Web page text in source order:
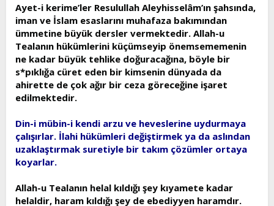
Ayet-i kerime’ler Resulullah Aleyhisselâm’ın şahsında,
iman ve İslam esaslarını muhafaza bakımından
ümmetine büyük dersler vermektedir. Allah-u
Tealanın hükümlerini küçümseyip önemsememenin
ne kadar büyük tehlike doğuracağına, böyle bir
s*pıklığa cüret eden bir kimsenin dünyada da
ahirette de çok ağır bir ceza göreceğine işaret
edilmektedir.
Din-i mübin-i kendi arzu ve heveslerine uydurmaya
çalışırlar. İlahi hükümleri değiştirmek ya da aslından
uzaklaştırmak suretiyle bir takım çözümler ortaya
koyarlar.
Allah-u Tealanın helal kıldığı şey kıyamete kadar
helaldir, haram kıldığı şey de ebediyyen haramdır.